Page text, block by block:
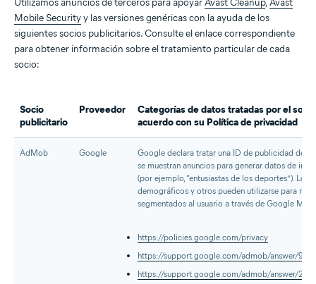
Utilizamos anuncios de terceros para apoyarAvast Cleanup,Avast
Mobile Securityy las versiones genéricas con la ayuda de los
siguientes socios publicitarios. Consulte el enlace correspondiente
para obtener información sobre el tratamiento particular de cada
socio:
Socio
publicitario
Proveedor
Categorías de datos tratadas por el
acuerdo con su Política de privacidad
AdMob Google
Google declara tratar una ID de publicidad del
se muestran anuncios para generar datos de
(por ejemplo, “entusiastas de los deportes”). Los
demográficos y otros pueden utilizarse para
segmentados al usuario a través de Google
https://policies.google.com/privacy
https://support.google.com/admob/answer/
https://support.google.com/admob/answer/